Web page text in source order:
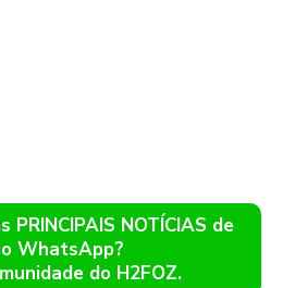
PRINCIPAIS NOTÍCIAS de
WhatsApp?
do H2FOZ.